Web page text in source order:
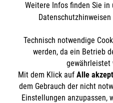
STORIES
HILFREICH
FINDE DEIN
Themenübersicht
Kontakt
Datenschutz
Weitere Infos finden Sie
Technisch notwendige
werden, da ein Betrieb
gewährleistet
Mit dem Klick auf Alle
dem Gebrauch der nicht
Einstellungen anzupassen,